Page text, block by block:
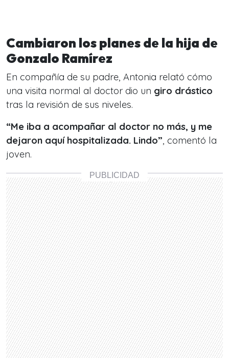
Cambiaron los planes de la hija de
Gonzalo Ramírez
En compañía de su padre, Antonia relató cómo
una visita normal al doctor dio un giro drástico
tras la revisión de sus niveles.
“Me iba a acompañar al doctor no más, y me
dejaron aquí hospitalizada. Lindo”, comentó la
joven.